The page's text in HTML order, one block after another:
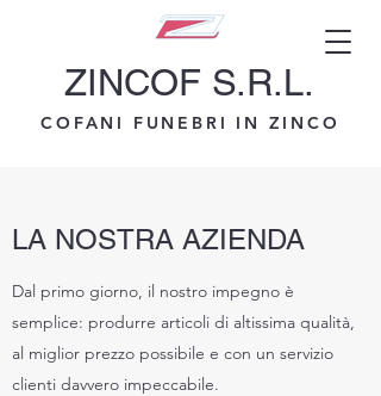
ZINCOF S.R.L.
COFANI FUNEBRI IN ZINCO
LA NOSTRA AZIENDA
Dal primo giorno, il nostro impegno è
semplice: produrre articoli di altissima qualità,
al miglior prezzo possibile e con un servizio
clienti davvero impeccabile.